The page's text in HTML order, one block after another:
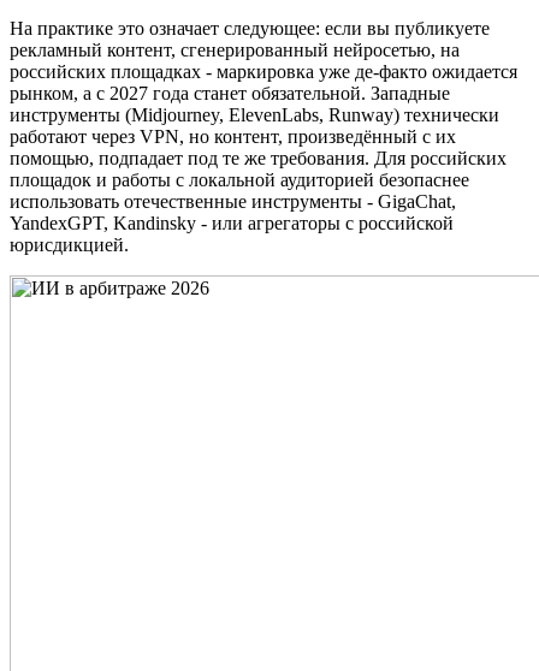
На практике это означает следующее: если вы публикуете
рекламный контент, сгенерированный нейросетью, на
российских площадках - маркировка уже де-факто ожидается
рынком, а с 2027 года станет обязательной. Западные
инструменты (Midjourney, ElevenLabs, Runway) технически
работают через VPN, но контент, произведённый с их
помощью, подпадает под те же требования. Для российских
площадок и работы с локальной аудиторией безопаснее
использовать отечественные инструменты - GigaChat,
YandexGPT, Kandinsky - или агрегаторы с российской
юрисдикцией.